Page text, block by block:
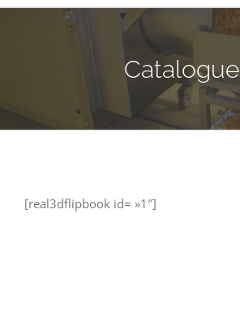
Catalogue
[real3dflipbook id= »1″]